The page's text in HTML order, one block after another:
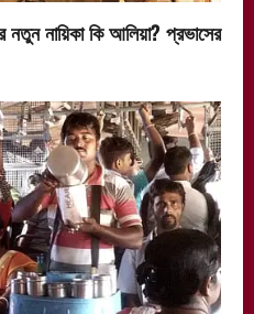
নতুন নায়িকা কি আলিয়া? প্রভাসের